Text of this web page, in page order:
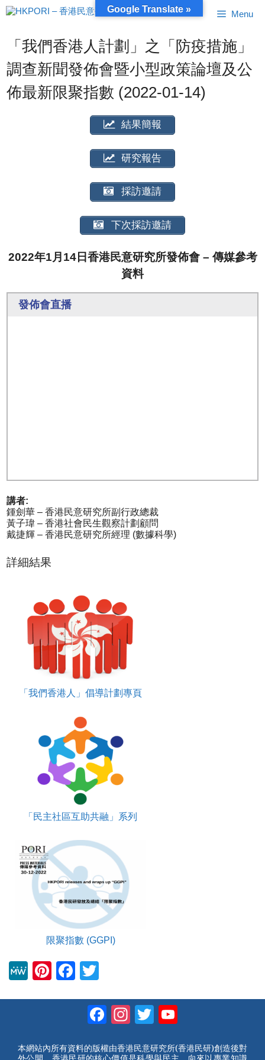
跳
至
Menu
「我們香港人計劃」之「防疫措施」
調查新聞發佈會暨小型政策論壇及公
佈最新限聚指數 (2022-01-14)
結果簡報
研究報告
採訪邀請
下次採訪邀請
2022年1月14日香港民意研究所發佈會 – 傳媒參考
資料
發佈會直播
講者:
鍾劍華 – 香港民意研究所副行政總裁
黃子瑋 – 香港社會民生觀察計劃顧問
戴捷輝 – 香港民意研究所經理 (數據科學)
詳細結果
「我們香港人」倡導計劃專頁
「民主社區互助共融」系列
限聚指數 (GGPI)
M
Pi
st
F
b
tt
er
Facebook
Instagram
Twitter
本網站內所有資料的版權由香港民意研究所(香港民研)創造後對
Google Translate »